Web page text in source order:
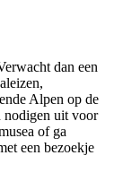
dan een
Alpen op de
nodigen uit voor
of ga
een bezoekje